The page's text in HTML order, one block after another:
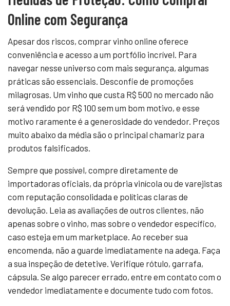
Online com Segurança
Apesar dos riscos, comprar vinho online oferece
conveniência e acesso a um portfólio incrível. Para
navegar nesse universo com mais segurança, algumas
práticas são essenciais. Desconfie de promoções
milagrosas. Um vinho que custa R$ 500 no mercado não
será vendido por R$ 100 sem um bom motivo, e esse
motivo raramente é a generosidade do vendedor. Preços
muito abaixo da média são o principal chamariz para
produtos falsificados.
Sempre que possível, compre diretamente de
importadoras oficiais, da própria vinícola ou de varejistas
com reputação consolidada e políticas claras de
devolução. Leia as avaliações de outros clientes, não
apenas sobre o vinho, mas sobre o vendedor específico,
caso esteja em um marketplace. Ao receber sua
encomenda, não a guarde imediatamente na adega. Faça
a sua inspeção de detetive. Verifique rótulo, garrafa,
cápsula. Se algo parecer errado, entre em contato com o
vendedor imediatamente e documente tudo com fotos.